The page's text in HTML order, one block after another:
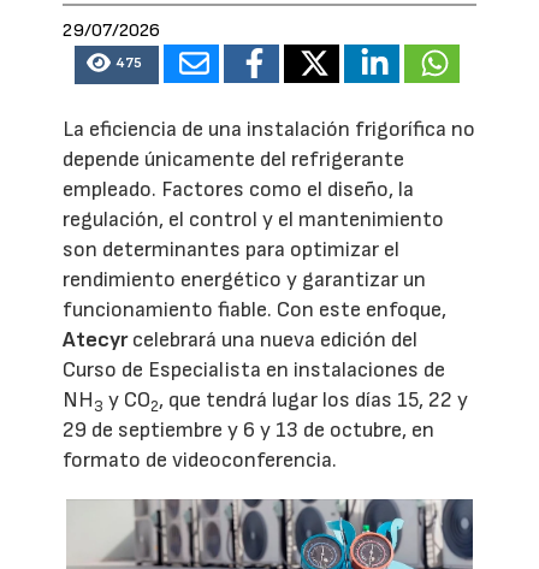
29/07/2026
475
La eficiencia de una instalación frigorífica no
depende únicamente del refrigerante
empleado. Factores como el diseño, la
regulación, el control y el mantenimiento
son determinantes para optimizar el
rendimiento energético y garantizar un
funcionamiento fiable. Con este enfoque,
Atecyrcelebrará una nueva edición del
Curso de Especialista en instalaciones de
NH3 y CO2, que tendrá lugar los días 15, 22 y
29 de septiembre y 6 y 13 de octubre, en
formato de videoconferencia.